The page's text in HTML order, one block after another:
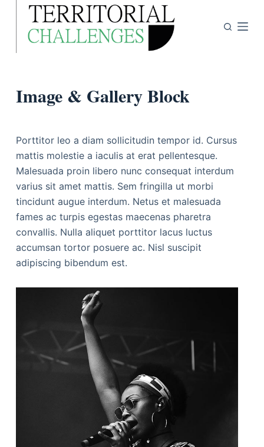
a
c
o
n
e
n
u
Image & Gallery Block
Porttitor leo a diam sollicitudin tempor id. Cursus
mattis molestie a iaculis at erat pellentesque.
Malesuada proin libero nunc consequat interdum
varius sit amet mattis. Sem fringilla ut morbi
tincidunt augue interdum. Netus et malesuada
fames ac turpis egestas maecenas pharetra
convallis. Nulla aliquet porttitor lacus luctus
accumsan tortor posuere ac. Nisl suscipit
adipiscing bibendum est.